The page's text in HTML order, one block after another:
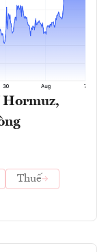
Hormuz,
Thuế